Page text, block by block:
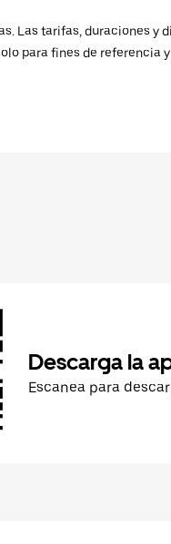
Las tarifas, duraciones y
para fines de referencia y
Descarga la
Escanea para